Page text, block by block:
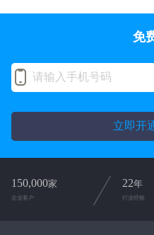
免
立即开
150,000家
企业客户
22年
行业经验